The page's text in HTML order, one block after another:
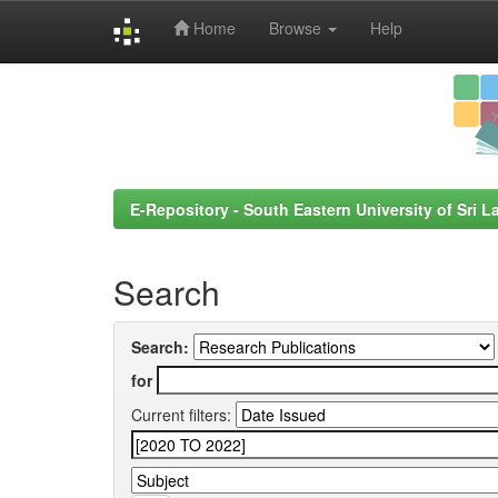
Home Browse Help
E-Repository - South Eastern University of Sri
Search
Search:
for
Current filters: